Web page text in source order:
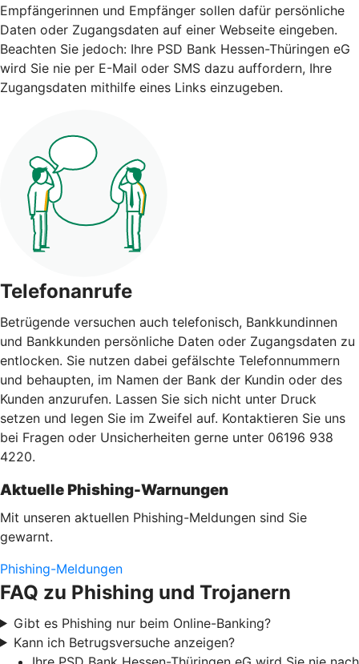
Empfängerinnen und Empfänger sollen dafür persönliche
Daten oder Zugangsdaten auf einer Webseite eingeben.
Beachten Sie jedoch: Ihre PSD Bank Hessen-Thüringen eG
wird Sie nie per E-Mail oder SMS dazu auffordern, Ihre
Zugangsdaten mithilfe eines Links einzugeben.
Telefonanrufe
Betrügende versuchen auch telefonisch, Bankkundinnen
und Bankkunden persönliche Daten oder Zugangsdaten zu
entlocken. Sie nutzen dabei gefälschte Telefonnummern
und behaupten, im Namen der Bank der Kundin oder des
Kunden anzurufen. Lassen Sie sich nicht unter Druck
setzen und legen Sie im Zweifel auf. Kontaktieren Sie uns
bei Fragen oder Unsicherheiten gerne unter 06196 938
4220.
Aktuelle Phishing-Warnungen
Mit unseren aktuellen Phishing-Meldungen sind Sie
gewarnt.
Phishing-Meldungen
FAQ zu Phishing und Trojanern
Gibt es Phishing nur beim Online-Banking?
Kann ich Betrugsversuche anzeigen?